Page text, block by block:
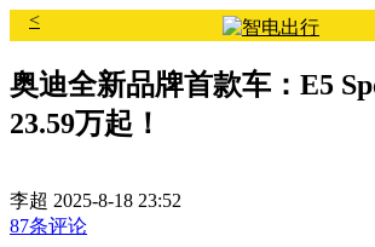
<
奥迪全新品牌首款车：E5
23.59万起！
李超 2025-8-18 23:52
87条评论